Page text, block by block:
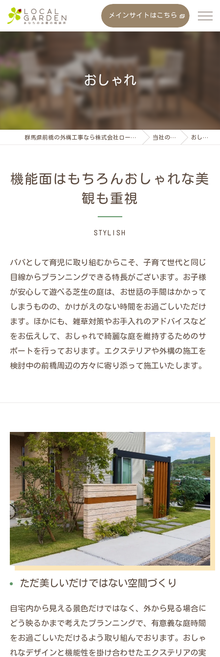
メインサイトはこちら
おしゃれ
群馬県前橋の外構工事なら株式会社ローカルガーデン 当社の特徴 おしゃれ
機能面はもちろんおしゃれな美
観も重視
STYLISH
パパとして育児に取り組むからこそ、子育て世代と同じ
目線からプランニングできる特長がございます。お子様
が安心して遊べる芝生の庭は、お世話の手間はかかって
しまうものの、かけがえのない時間をお過ごしいただけ
ます。ほかにも、雑草対策やお手入れのアドバイスなど
をお伝えして、おしゃれで綺麗な庭を維持するためのサ
ポートを行っております。エクステリアや外構の施工を
検討中の前橋周辺の方々に寄り添って施工いたします。
ただ美しいだけではない空間づくり
自宅内から見える景色だけではなく、外から見る場合に
どう映るかまで考えたプランニングで、有意義な庭時間
をお過ごしいただけるよう取り組んでおります。おしゃ
れなデザインと機能性を掛け合わせたエクステリアの実